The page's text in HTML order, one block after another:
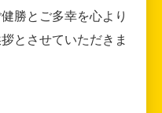
勝とご多幸を心より
とさせていただきま